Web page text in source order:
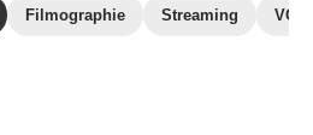
Filmographie Streaming